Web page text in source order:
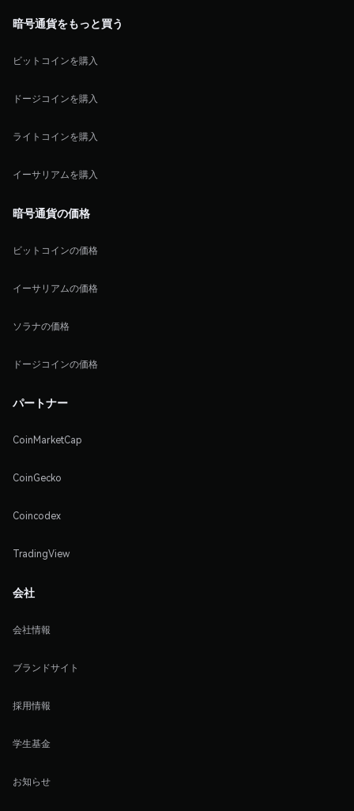
暗号通貨をもっと買う
ビットコインを購入
ドージコインを購入
ライトコインを購入
イーサリアムを購入
暗号通貨の価格
ビットコインの価格
イーサリアムの価格
ソラナの価格
ドージコインの価格
パートナー
CoinMarketCap
CoinGecko
Coincodex
TradingView
会社
会社情報
ブランドサイト
採用情報
学生基金
お知らせ